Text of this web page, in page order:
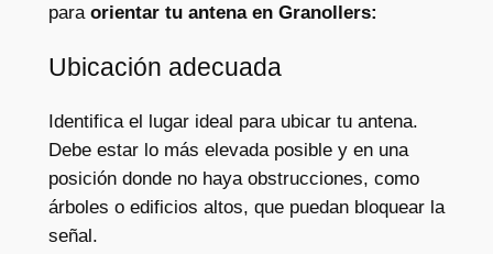
para orientar tu antena en Granollers:
Ubicación adecuada
Identifica el lugar ideal para ubicar tu antena.
Debe estar lo más elevada posible y en una
posición donde no haya obstrucciones, como
árboles o edificios altos, que puedan bloquear la
señal.